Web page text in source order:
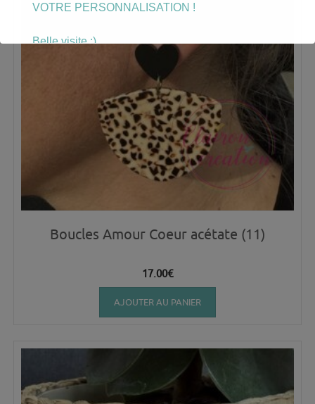
Boucles Amour Coeur acétate (11)
17.00€
AJOUTER AU PANIER
VOTRE PERSONNALISATION !
Belle visite :)